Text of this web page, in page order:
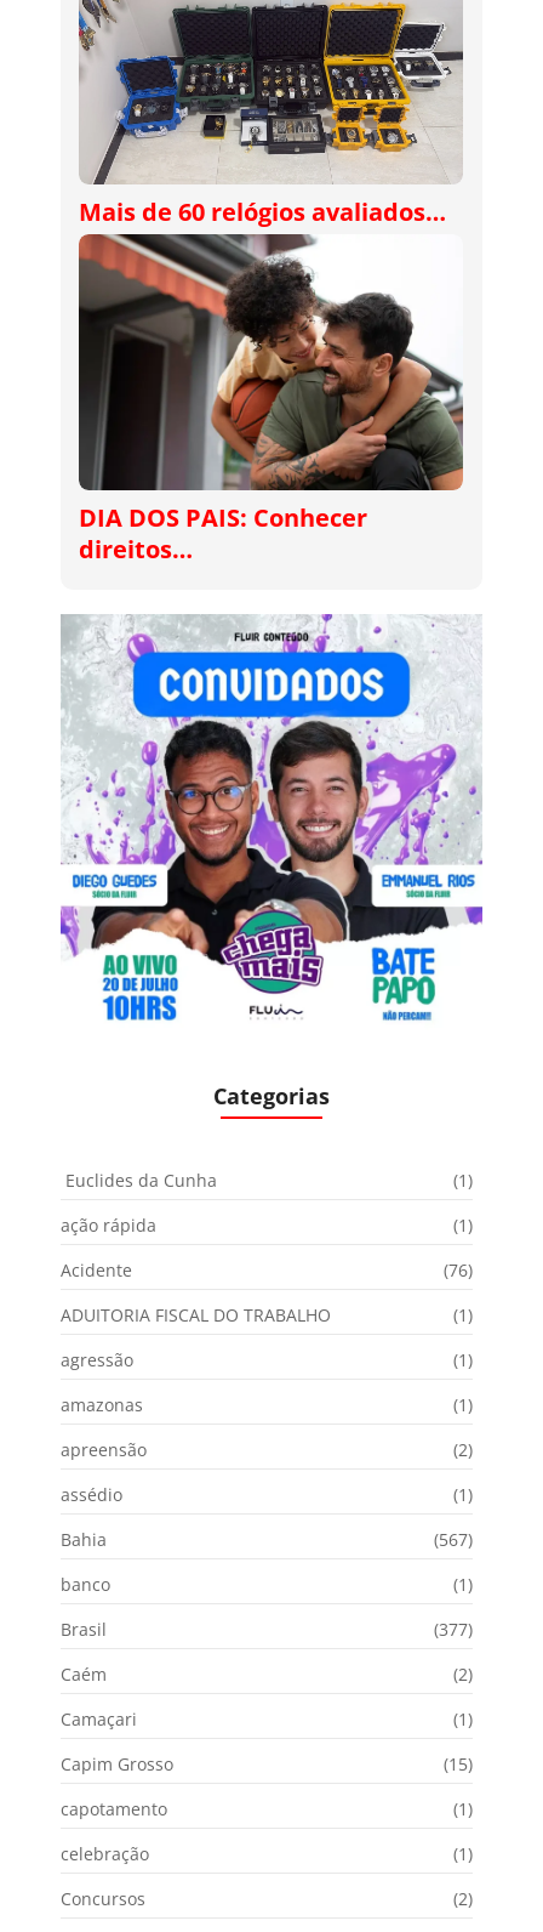
Mais de 60 relógios avaliados…
DIA DOS PAIS: Conhecer
direitos…
Categorias
Euclides da Cunha
(1)
ação rápida
(1)
Acidente
(76)
ADUITORIA FISCAL DO TRABALHO
(1)
agressão
(1)
amazonas
(1)
apreensão
(2)
assédio
(1)
Bahia
(567)
banco
(1)
Brasil
(377)
Caém
(2)
Camaçari
(1)
Capim Grosso
(15)
capotamento
(1)
celebração
(1)
Concursos
(2)